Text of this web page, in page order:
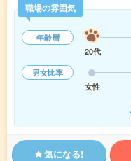
職場の雰囲気
年齢層
20代
男女比率
女性
気になる!